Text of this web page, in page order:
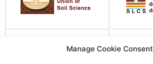
Manage Cookie Consent